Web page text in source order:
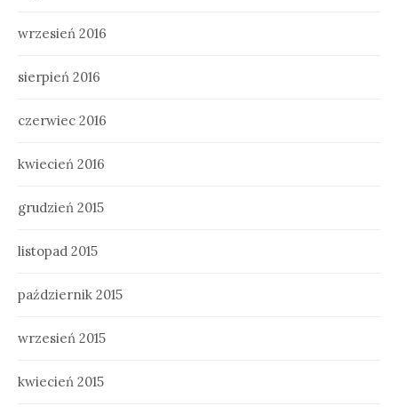
wrzesień 2016
sierpień 2016
czerwiec 2016
kwiecień 2016
grudzień 2015
listopad 2015
październik 2015
wrzesień 2015
kwiecień 2015